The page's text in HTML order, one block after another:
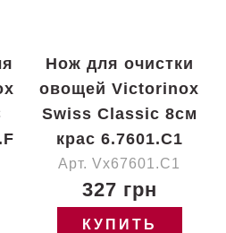
Нож для очистки
овощей Victorinox
Swiss Classic 8см
крас 6.7601.C1
Арт. Vx67601.C1
327 грн
КУПИТЬ